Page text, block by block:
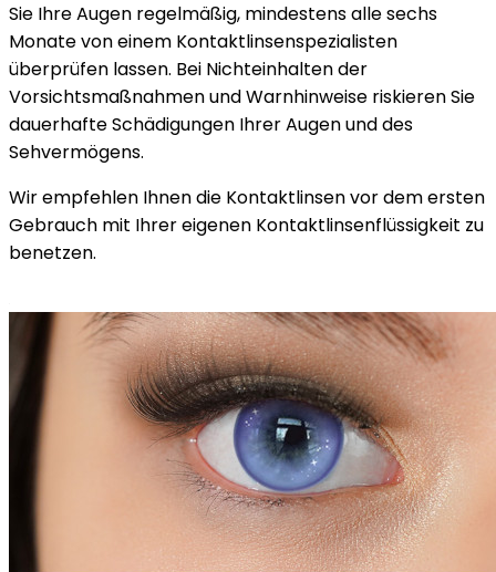
Sie Ihre Augen regelmäßig, mindestens alle sechs
Monate von einem Kontaktlinsenspezialisten
überprüfen lassen. Bei Nichteinhalten der
Vorsichtsmaßnahmen und Warnhinweise riskieren Sie
dauerhafte Schädigungen Ihrer Augen und des
Sehvermögens.
Wir empfehlen Ihnen die Kontaktlinsen vor dem ersten
Gebrauch mit Ihrer eigenen Kontaktlinsenflüssigkeit zu
benetzen.